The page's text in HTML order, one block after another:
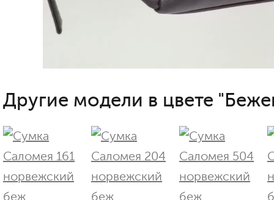
Другие модели в цвете